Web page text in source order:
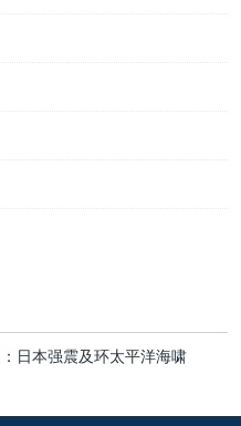
日本强震及环太平洋海啸